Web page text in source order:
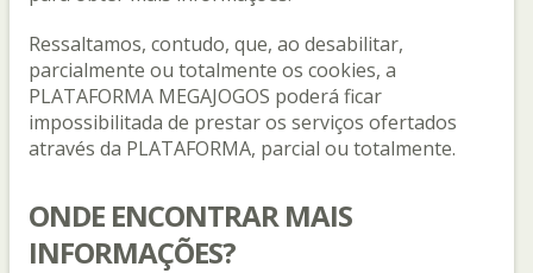
Ressaltamos, contudo, que, ao desabilitar,
parcialmente ou totalmente os cookies, a
PLATAFORMA MEGAJOGOS poderá ficar
impossibilitada de prestar os serviços ofertados
através da PLATAFORMA, parcial ou totalmente.
ONDE ENCONTRAR MAIS
INFORMAÇÕES?